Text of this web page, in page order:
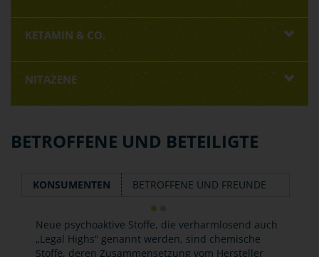
KETAMIN & CO.
NITAZENE
BETROFFENE UND BETEILIGTE
KONSUMENTEN BETROFFENE UND FREUNDE
Neue psychoaktive Stoffe, die verharmlosend auch
„Legal Highs“ genannt werden, sind chemische
Stoffe, deren Zusammensetzung vom Hersteller